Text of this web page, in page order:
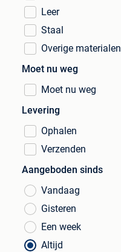
Leer
Staal
Overige materialen
Moet nu weg
Moet nu weg
Levering
Ophalen
Verzenden
Aangeboden sinds
Vandaag
Gisteren
Een week
Altijd